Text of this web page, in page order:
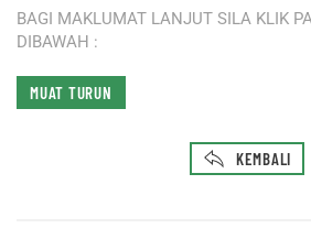
BAGI MAKLUMAT LANJUT SILA KLIK
DIBAWAH :
MUAT TURUN
KEMBALI